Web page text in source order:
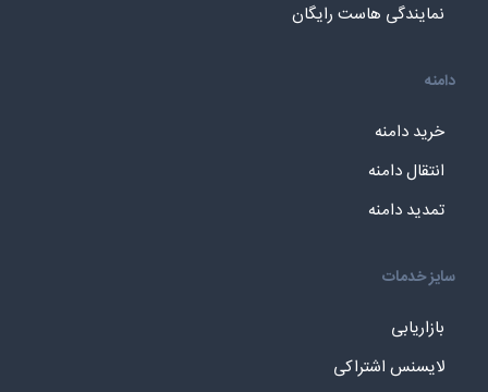
نمایندگی هاست رایگان
دامنه
خرید دامنه
انتقال دامنه
تمدید دامنه
سایز خدمات
بازاریابی
لایسنس اشتراکی